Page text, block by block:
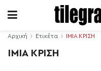
Αρχική Ετικέτα ΙΜΙΑ ΚΡΙΣΗ
ΙΜΙΑ ΚΡΙΣΗ